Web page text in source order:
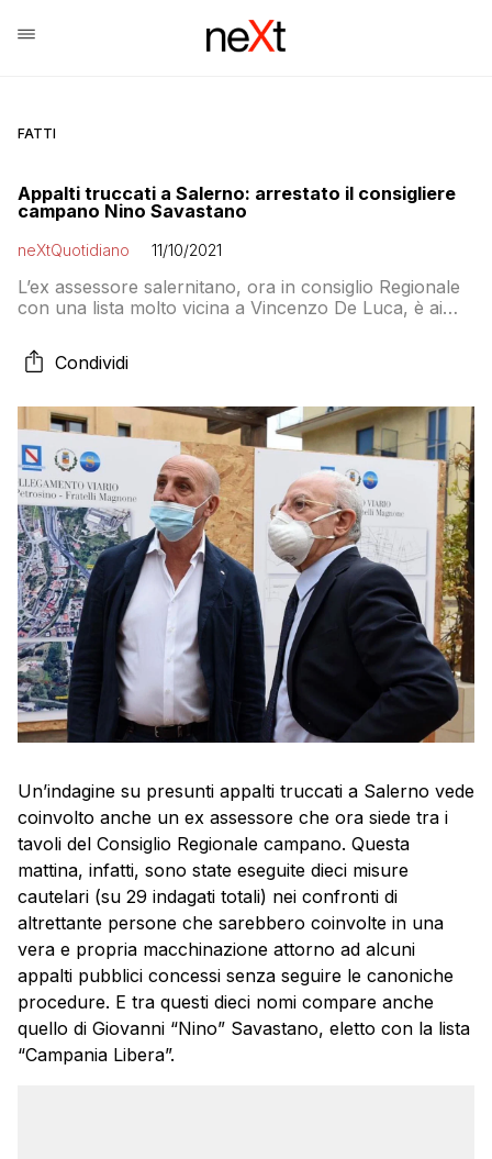
FATTI
Appalti truccati a Salerno: arrestato il consigliere
campano Nino Savastano
neXtQuotidiano 11/10/2021
L’ex assessore salernitano, ora in consiglio Regionale
con una lista molto vicina a Vincenzo De Luca, è ai
Condividi
Un’indagine su presunti appalti truccati a Salerno vede
coinvolto anche un ex assessore che ora siede tra i
tavoli del Consiglio Regionale campano. Questa
mattina, infatti, sono state eseguite dieci misure
cautelari (su 29 indagati totali) nei confronti di
altrettante persone che sarebbero coinvolte in una
vera e propria macchinazione attorno ad alcuni
appalti pubblici concessi senza seguire le canoniche
procedure. E tra questi dieci nomi compare anche
quello di Giovanni “Nino” Savastano, eletto con la lista
“Campania Libera”.